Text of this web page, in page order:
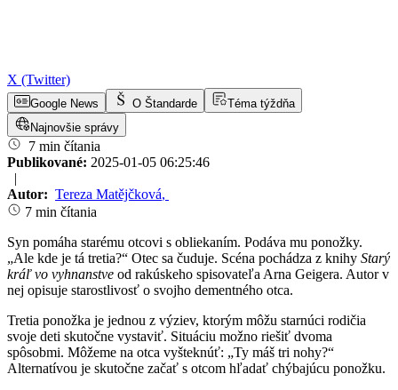
X (Twitter)
Google News O Štandarde
Téma týždňa
Najnovšie správy
7 min čítania
Publikované: 2025-01-05 06:25:46
|
Autor: Tereza Matějčková,
7 min čítania
Syn pomáha starému otcovi s obliekaním. Podáva mu ponožky.
„Ale kde je tá tretia?“ Otec sa čuduje. Scéna pochádza z knihy Starý
kráľ vo vyhnanstve od rakúskeho spisovateľa Arna Geigera. Autor v
nej opisuje starostlivosť o svojho dementného otca.
Tretia ponožka je jednou z výziev, ktorým môžu starnúci rodičia
svoje deti skutočne vystaviť. Situáciu možno riešiť dvoma
spôsobmi. Môžeme na otca vyšteknúť: „Ty máš tri nohy?“
Alternatívou je skutočne začať s otcom hľadať chýbajúcu ponožku.